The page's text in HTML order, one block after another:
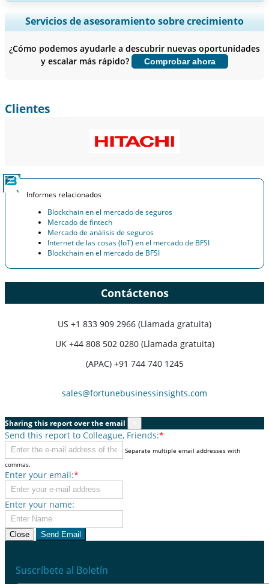
Ampliar la cobertura regional y por país, Análisis de segmentos,
Perfiles de empresas, Benchmarking competitivo, e información
Personalizar ahora
Servicios de asesoramiento sobre crecimiento
¿Cómo podemos ayudarle a descubrir nuevas oportunidades
y escalar más rápido?
Comprobar ahora
Clientes
Informes relacionados
Blockchain en el mercado de seguros
Mercado de fintech
Mercado de análisis de seguros
Internet de las cosas (IoT) en el mercado de BFSI
Blockchain en el mercado de BFSI
Contáctenos
US +1 833 909 2966 (Llamada gratuita)
UK +44 808 502 0280 (Llamada gratuita)
(APAC) +91 744 740 1245
sales@fortunebusinessinsights.com
Sharing this report over the email
Send this report to Colleague, Friends:*
Separate multiple email addresses with
commas.
Enter your email:*
Enter your name:
Close Send Email
Suscríbete al Boletín